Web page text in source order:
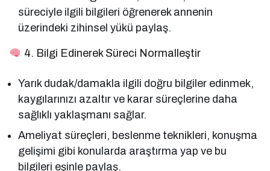
süreciyle ilgili bilgileri öğrenerek annenin
üzerindeki zihinsel yükü paylaş.
4. Bilgi Edinerek Süreci Normalleştir
Yarık dudak/damakla ilgili doğru bilgiler edinmek,
kaygılarınızı azaltır ve karar süreçlerine daha
sağlıklı yaklaşmanı sağlar.
Ameliyat süreçleri, beslenme teknikleri, konuşma
gelişimi gibi konularda araştırma yap ve bu
bilgileri eşinle paylaş.